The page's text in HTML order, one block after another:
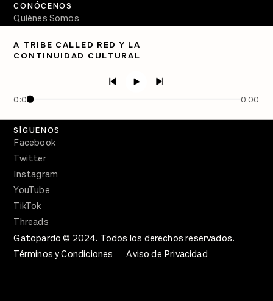
A TRIBE CALLED RED Y LA
CONTINUIDAD CULTURAL
0:00 0:00
CONÓCENOS
Quiénes Somos
PÓDCASTS
Crecer en Distopía
SÍGUENOS
Facebook
Twitter
Instagram
YouTube
TikTok
Threads
Gatopardo © 2024. Todos los derechos reservados.
Términos y Condiciones
Aviso de Privacidad